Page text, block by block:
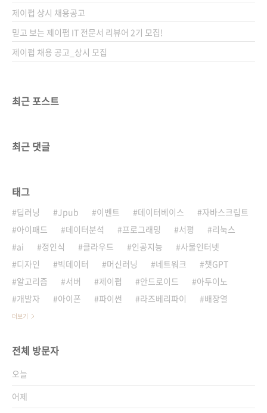
성을 크게 증가시켜주는 블루프린트 같은 기능
은 성능에 한계가 있다는 평가도 있었지만, 언리
얼 엔진 5에 들어서 문제점이 많이 개선되었다. /
이렇게 역사가 길어..
제이펍 상시 채용공고
믿고 보는 제이펍 IT 전문서 리뷰어 2기 모집!
제이펍 채용 공고_상시 모집
최근 포스트
최근 댓글
태그
딥러닝 Jpub 이벤트 데이터베이스
자바스크립트
아이패드
데이터분석 프로그래밍 서평
리눅스
ai
정인식 클라우드 인공지능
사물인터넷
디자인
빅데이터 머신러닝 네트워크
챗GPT
알고리즘
서버 제이펍 안드로이드
아두이노
개발자
아이폰 파이썬 라즈베리파이 배장열
더보기
전체 방문자
오늘
어제